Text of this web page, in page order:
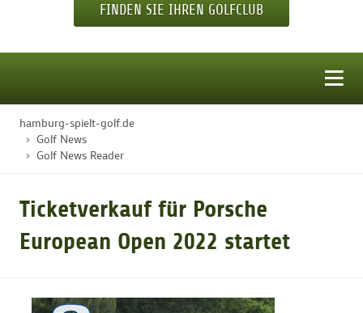
FINDEN SIE IHREN GOLFCLUB
STARTSEITE
GOLFTURNIERE
hamburg-spielt-golf.de
Golf News
Golf News Reader
Ticketverkauf für Porsche
European Open 2022 startet